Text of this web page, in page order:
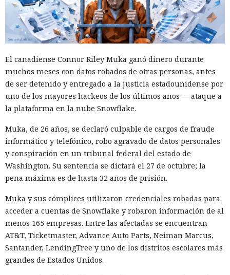
El canadiense Connor Riley Muka ganó dinero durante
muchos meses con datos robados de otras personas, antes
de ser detenido y entregado a la justicia estadounidense por
uno de los mayores hackeos de los últimos años — ataque a
la plataforma en la nube Snowflake.
Muka, de 26 años, se declaró culpable de cargos de fraude
informático y telefónico, robo agravado de datos personales
y conspiración en un tribunal federal del estado de
Washington. Su sentencia se dictará el 27 de octubre; la
pena máxima es de hasta 32 años de prisión.
Muka y sus cómplices utilizaron credenciales robadas para
acceder a cuentas de Snowflake y robaron información de al
menos 165 empresas. Entre las afectadas se encuentran
AT&T, Ticketmaster, Advance Auto Parts, Neiman Marcus,
Santander, LendingTree y uno de los distritos escolares más
grandes de Estados Unidos.